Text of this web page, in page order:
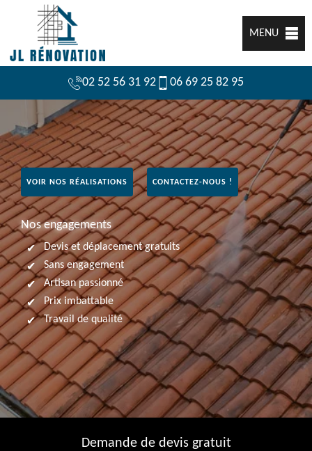
MENU
02 52 56 31 92 06 69 25 82 95
VOIR NOS RÉALISATIONS CONTACTEZ-NOUS !
Nos engagements
Devis et déplacement gratuits
Sans engagement
Artisan passionné
Prix imbattable
Travail de qualité
Demande de devis gratuit